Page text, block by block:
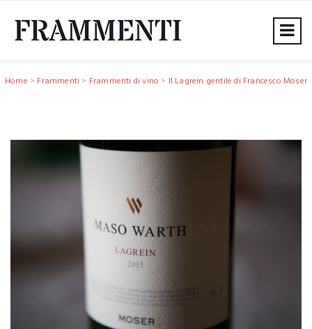
Home > Frammenti > Frammenti di vino > Il Lagrein gentile di Francesco Moser